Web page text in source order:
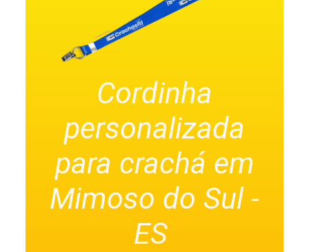
Cordinha
personalizada
para crachá em
Mimoso do Sul -
ES